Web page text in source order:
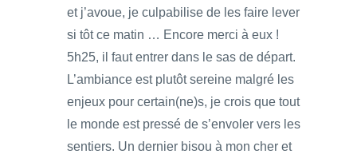
et j’avoue, je culpabilise de les faire lever
si tôt ce matin … Encore merci à eux !
5h25, il faut entrer dans le sas de départ.
L’ambiance est plutôt sereine malgré les
enjeux pour certain(ne)s, je crois que tout
le monde est pressé de s’envoler vers les
sentiers. Un dernier bisou à mon cher et